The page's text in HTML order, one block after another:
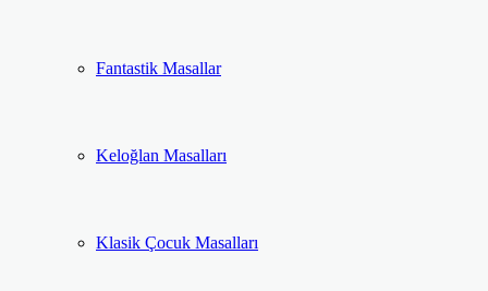
Fantastik Masallar
Keloğlan Masalları
Klasik Çocuk Masalları